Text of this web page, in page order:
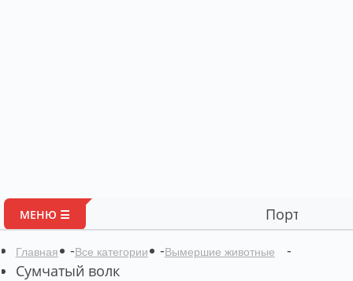
МЕНЮ ☰ Портал авторских
Главная -Все категории -Вымершие животные
-
Сумчатый волк